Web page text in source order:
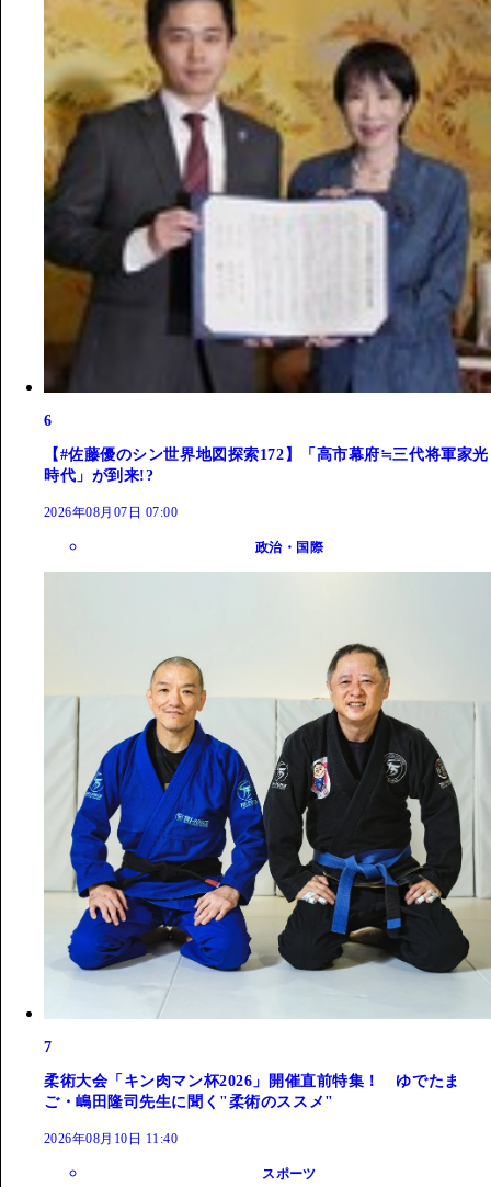
6
【#佐藤優のシン世界地図探索172】「高市幕府≒三代将軍家光
時代」が到来!?
2026年08月07日 07:00
政治・国際
7
柔術大会「キン肉マン杯2026」開催直前特集！ ゆでたま
ご・嶋田隆司先生に聞く"柔術のススメ"
2026年08月10日 11:40
スポーツ